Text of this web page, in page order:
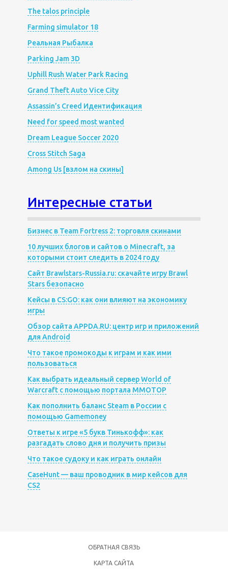
The talos principle
Farming simulator 18
Реальная Рыбалка
Parking Jam 3D
Uphill Rush Water Park Racing
Grand Theft Auto Vice City
Assassin’s Creed Идентификация
Need for speed most wanted
Dream League Soccer 2020
Cross Stitch Saga
Among Us [взлом на скины]
Интересные статьи
Бизнес в Team Fortress 2: торговля скинами
10 лучших блогов и сайтов о Minecraft, за
которыми стоит следить в 2024 году
Сайт Brawlstars-Russia.ru: скачайте игру Brawl
Stars безопасно
Кейсы в CS:GO: как они влияют на экономику
игры
Обзор сайта APPDA.RU: центр игр и приложений
для Android
Что такое промокоды к играм и как ими
пользоваться
Как выбрать идеальный сервер World of
Warcraft с помощью портала MMOTOP
Как пополнить баланс Steam в России с
помощью Gamemoney
Ответы к игре «5 букв Тинькофф»: как
разгадать слово дня и получить призы
Что такое судоку и как играть онлайн
CaseHunt — ваш проводник в мир кейсов для
CS2
ОБРАТНАЯ СВЯЗЬ
КАРТА САЙТА